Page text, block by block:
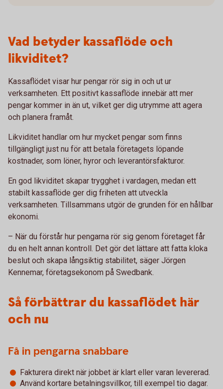
Vad betyder kassaflöde och
likviditet?
Kassaflödet visar hur pengar rör sig in och ut ur
verksamheten. Ett positivt kassaflöde innebär att mer
pengar kommer in än ut, vilket ger dig utrymme att agera
och planera framåt.
Likviditet handlar om hur mycket pengar som finns
tillgängligt just nu för att betala företagets löpande
kostnader, som löner, hyror och leverantörsfakturor.
En god likviditet skapar trygghet i vardagen, medan ett
stabilt kassaflöde ger dig friheten att utveckla
verksamheten. Tillsammans utgör de grunden för en hållbar
ekonomi.
– När du förstår hur pengarna rör sig genom företaget får
du en helt annan kontroll. Det gör det lättare att fatta kloka
beslut och skapa långsiktig stabilitet, säger Jörgen
Kennemar, företagsekonom på Swedbank.
Så förbättrar du kassaflödet här
och nu
Få in pengarna snabbare
Fakturera direkt när jobbet är klart eller varan levererad.
Använd kortare betalningsvillkor, till exempel tio dagar.